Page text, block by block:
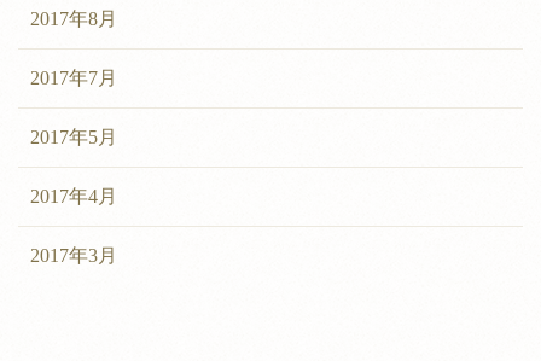
2017年8月
2017年7月
2017年5月
2017年4月
2017年3月